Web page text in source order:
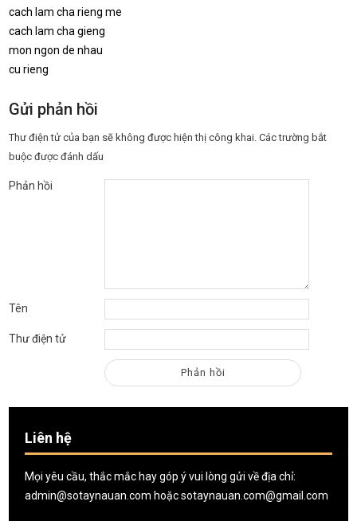
cach lam cha rieng me
cach lam cha gieng
mon ngon de nhau
cu rieng
Gửi phản hồi
Thư điện tử của bạn sẽ không được hiện thị công khai. Các trường bắt
buộc được đánh dấu
Phản hồi
Tên
Thư điện tử
Liên hệ
Mọi yêu cầu, thắc mắc hay góp ý vui lòng gửi về địa chỉ:
admin@sotaynauan.com hoặcsotaynauan.com@gmail.com